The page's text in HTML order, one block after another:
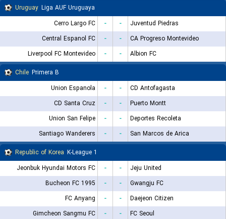
Uruguay Liga AUF Uruguaya
Cerro Largo FC
- -
Juventud Piedras
Central Espanol FC
- -
CA Progreso Montevideo
Liverpool FC Montevideo
- -
Albion FC
Chile Primera B
Union Espanola
- -
CD Antofagasta
CD Santa Cruz
- -
Puerto Montt
Union San Felipe
- -
Deportes Recoleta
Santiago Wanderers
- -
San Marcos de Arica
Republic of Korea K-League 1
Jeonbuk Hyundai Motors FC
- -
Jeju United
Bucheon FC 1995
- -
Gwangju FC
FC Anyang
- -
Daejeon Citizen
Gimcheon Sangmu FC
- -
FC Seoul